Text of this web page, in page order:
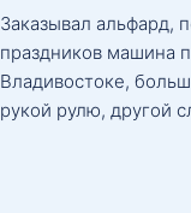
Заказывал альфард,
праздников машина
Владивостоке,
рукой рулю, другой